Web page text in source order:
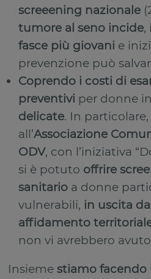
screeening nazionale
tumore al seno incide,
fasce più giovani e
prevenzione può
Coprendo i costi di
preventivi per donne in
delicate. In
all’Associazione
ODV, con l’iniziativa
si è potuto offrire
sanitarioa donne
vulnerabili, in uscita
affidamento
non vi avrebbero
Insiemestiamo facendo